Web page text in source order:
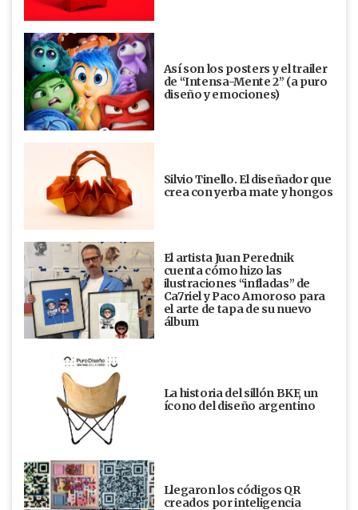
Así son los posters y el trailer
de “Intensa-Mente 2” (a puro
diseño y emociones)
Silvio Tinello. El diseñador que
crea con yerba mate y hongos
El artista Juan Perednik
cuenta cómo hizo las
ilustraciones “infladas” de
Ca7riel y Paco Amoroso para
el arte de tapa de su nuevo
álbum
La historia del sillón BKF, un
ícono del diseño argentino
Llegaron los códigos QR
creados por inteligencia